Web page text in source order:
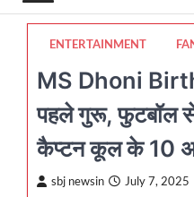
ENTERTAINMENT
MS Dhoni
पहले गुरू, फुटबॉल
कैप्टन कूल के 10
sbj newsin July 7, 2025